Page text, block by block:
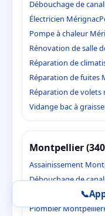
Débouchage de
Électricien Mérignac
Pompe à chaleur
Rénovation de salle
Réparation de
Réparation de fuites
Réparation de
Vidange bac à
Montpellier
Assainissement
Débouchage de
Électricien
Plombier Montpellier
📞